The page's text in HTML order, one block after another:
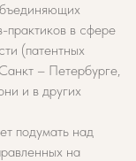
практиков в сфере
(патентных
– Петербурге,
и в других
подумать над
на